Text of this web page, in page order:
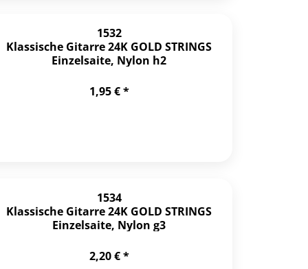
1532
Klassische Gitarre 24K GOLD STRINGS
Einzelsaite, Nylon h2
1,95 € *
1534
Klassische Gitarre 24K GOLD STRINGS
Einzelsaite, Nylon g3
2,20 € *